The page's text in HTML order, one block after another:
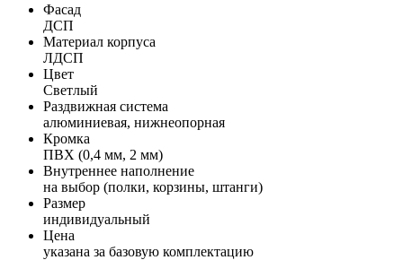
Фасад
ДСП
Материал корпуса
ЛДСП
Цвет
Светлый
Раздвижная система
алюминиевая, нижнеопорная
Кромка
ПВХ (0,4 мм, 2 мм)
Внутреннее наполнение
на выбор (полки, корзины, штанги)
Размер
индивидуальный
Цена
указана за базовую комплектацию